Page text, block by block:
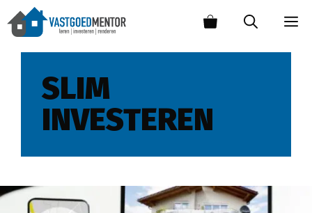
SLIM
INVESTEREN